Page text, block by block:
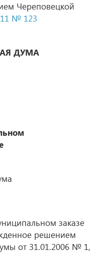
Череповецкой
№ 123
ДУМА
заказе
решением
от 31.01.2006 № 1,